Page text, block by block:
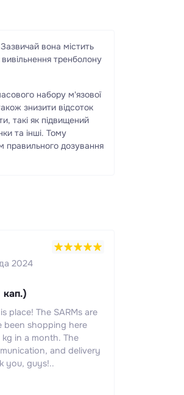
вона містить
тренболону
набору м'язової
знизити відсоток
такі як підвищений
та інші. Тому
правильного дозування
2024
place! The SARMs are
shopping here
in a month. The
and delivery
you, guys!..